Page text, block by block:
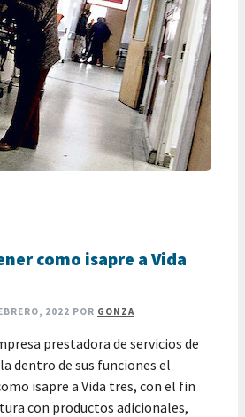
como isapre a Vida
2022 POR GONZA
prestadora de servicios de
dentro de sus funciones el
isapre a Vida tres, con el fin
con productos adicionales,